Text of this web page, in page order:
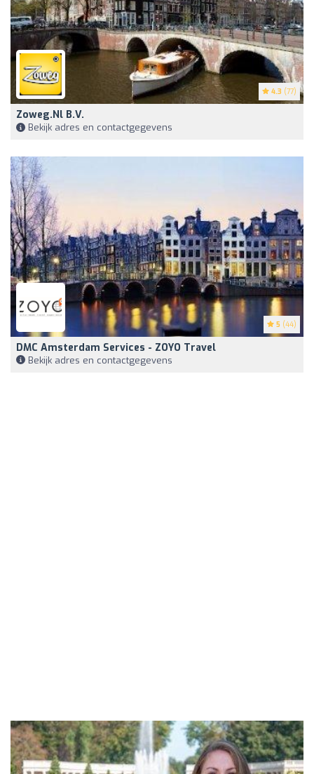
4.3 (77)
Zoweg.nl B.V.
Bekijk adres en contactgegevens
5 (44)
DMC Amsterdam Services - ZOYO Travel
Bekijk adres en contactgegevens